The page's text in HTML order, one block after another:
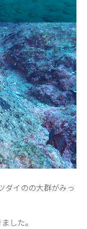
ダイのの大群がみっ
した。